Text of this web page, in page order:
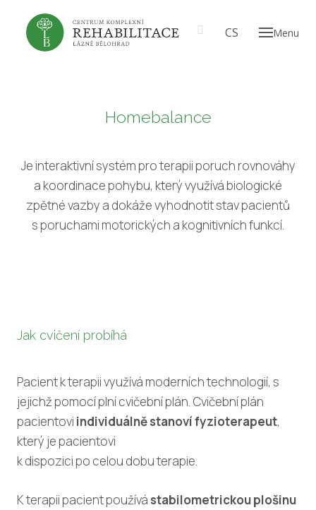
Menu
CS
EN
Homebalance
Je interaktivní systém pro terapii poruch rovnováhy
a koordinace pohybu, který využívá biologické
zpětné vazby a dokáže vyhodnotit stav pacientů
s poruchami motorických a kognitivních funkcí.
Jak cvičení probíhá
Pacient k terapii využívá moderních technologií, s
jejichž pomocí plní cvičební plán. Cvičební plán
pacientovi individuálně stanoví fyzioterapeut,
který je pacientovi
k dispozici po celou dobu terapie.
K terapii pacient používá stabilometrickou plošinu